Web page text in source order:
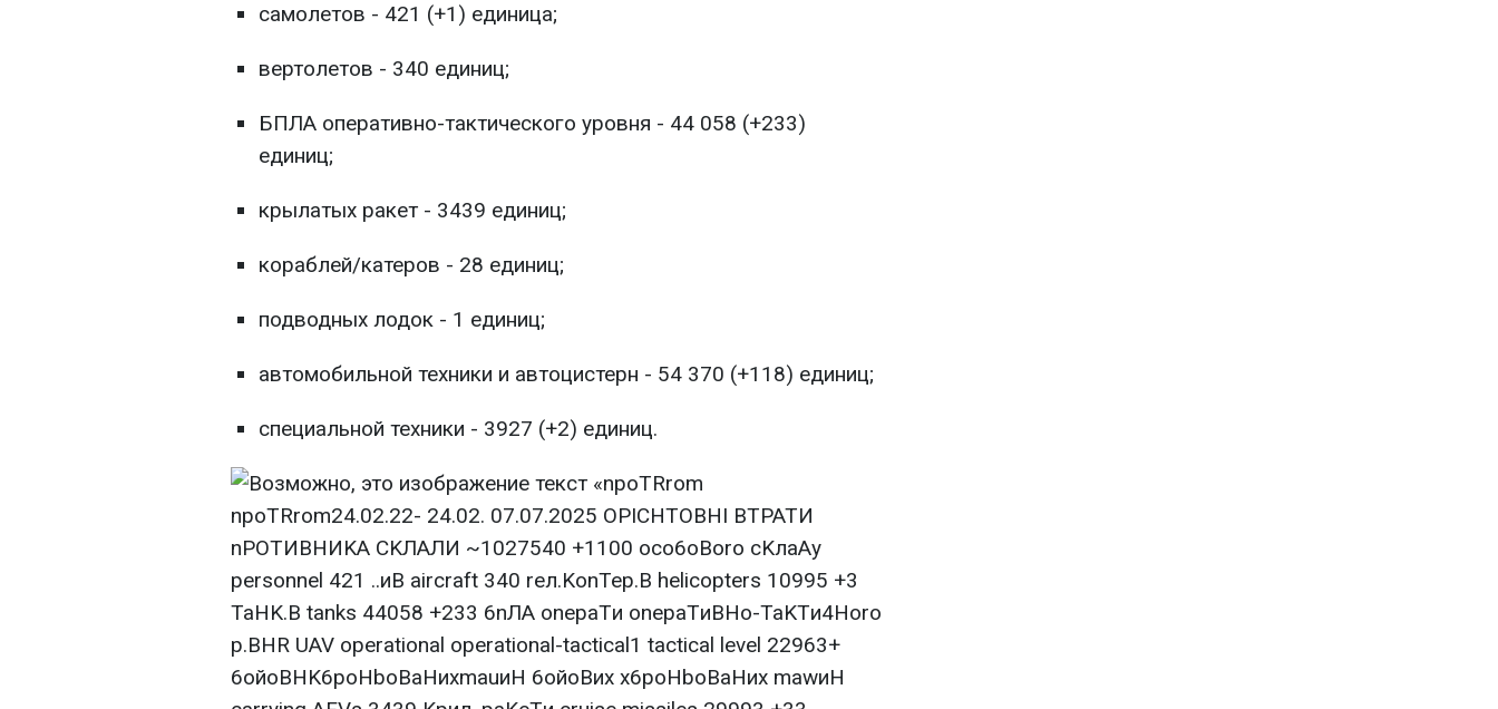
самолетов - 421 (+1) единица;
вертолетов - 340 единиц;
БПЛА оперативно-тактического уровня - 44 058 (+233)
единиц;
крылатых ракет - 3439 единиц;
кораблей/катеров - 28 единиц;
подводных лодок - 1 единиц;
автомобильной техники и автоцистерн - 54 370 (+118) единиц;
специальной техники - 3927 (+2) единиц.